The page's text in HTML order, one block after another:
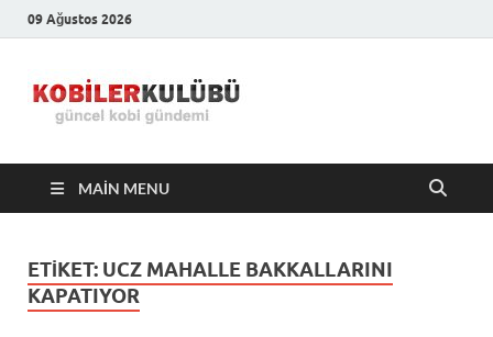
09 Ağustos 2026
Kulübü –
En Güncel
Kobi
MAIN MENU
ETIKET: UCZ MAHALLE BAKKALLARINI
KAPATIYOR